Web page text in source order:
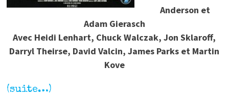
Anderson et
Adam Gierasch
Avec Heidi Lenhart, Chuck Walczak, Jon Sklaroff,
Darryl Theirse, David Valcin, James Parks et Martin
Kove
(suite…)